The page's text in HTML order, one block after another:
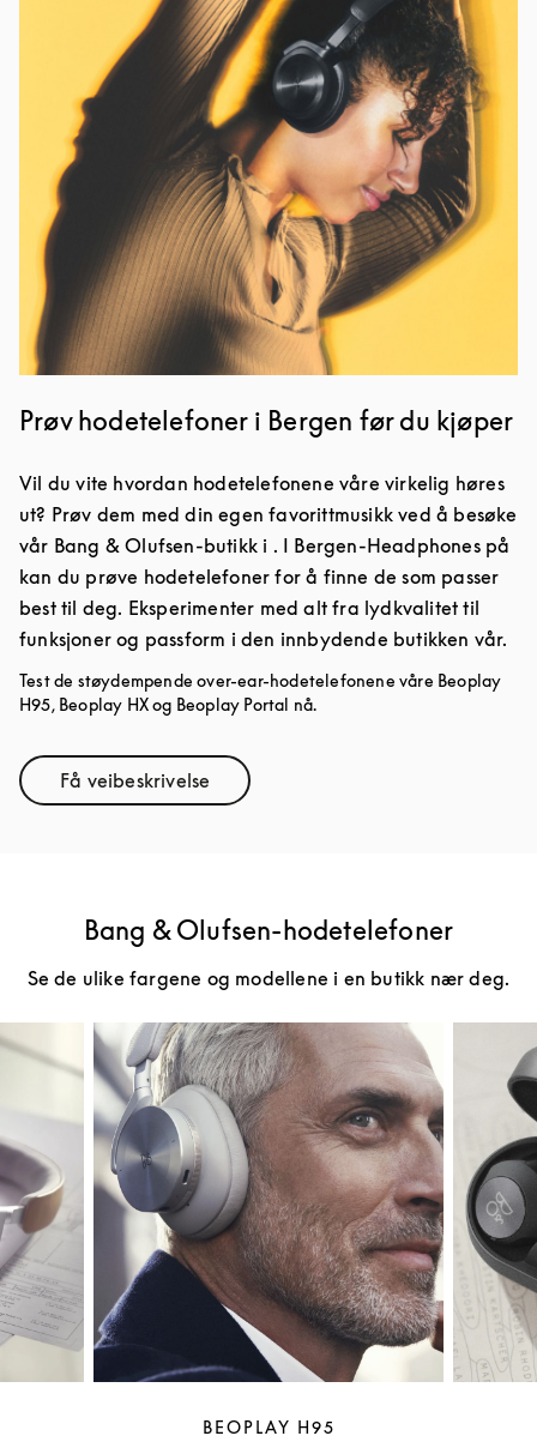
Prøv hodetelefoner i Bergen før du kjøper
Vil du vite hvordan hodetelefonene våre virkelig høres
ut? Prøv dem med din egen favorittmusikk ved å besøke
vår Bang & Olufsen-butikk i . I Bergen-Headphones på
kan du prøve hodetelefoner for å finne de som passer
best til deg. Eksperimenter med alt fra lydkvalitet til
funksjoner og passform i den innbydende butikken vår.
Test de støydempende over-ear-hodetelefonene våre Beoplay
H95, Beoplay HX og Beoplay Portal nå.
Få veibeskrivelseLink Opens in New Tab
Bang & Olufsen-hodetelefoner
Se de ulike fargene og modellene i en butikk nær deg.
BEOPLAY H95